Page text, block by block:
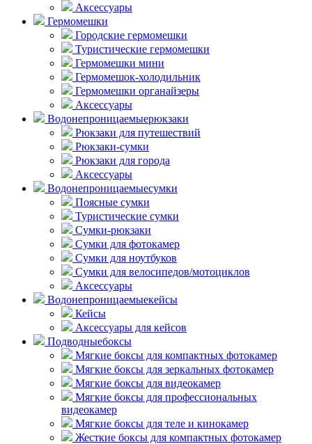
Аксессуары
Гермомешки
Городские гермомешки
Туристические гермомешки
Гермомешки мини
Гермомешок-холодильник
Гермомешки органайзеры
Аксессуары
Водонепроницаемыерюкзаки
Рюкзаки для путешествий
Рюкзаки-сумки
Рюкзаки для города
Аксессуары
Водонепроницаемыесумки
Поясные сумки
Туристические сумки
Сумки-рюкзаки
Сумки для фотокамер
Сумки для ноутбуков
Сумки для велосипедов/мотоциклов
Аксессуары
Водонепроницаемыекейсы
Кейсы
Аксессуары для кейсов
Подводныебоксы
Мягкие боксы для компактных фотокамер
Мягкие боксы для зеркальных фотокамер
Мягкие боксы для видеокамер
Мягкие боксы для профессиональных
видеокамер
Мягкие боксы для теле и кинокамер
Жесткие боксы для компактных фотокамер